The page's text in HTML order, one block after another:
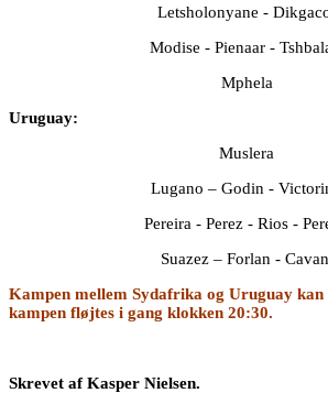
Letsholonyane -
Modise - Pienaar -
Mphela
Uruguay:
Muslera
Lugano – Godin -
Pereira - Perez - Rios -
Suazez – Forlan -
Kampen mellem Sydafrika og Uruguay kan
kampen fløjtes i gang klokken 20:30.
Skrevet af Kasper Nielsen.